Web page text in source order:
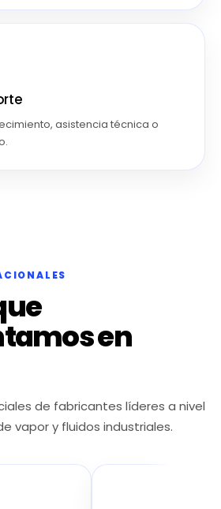
asistencia técnica o
en
de fabricantes líderes a nivel
vapor y fluidos industriales.